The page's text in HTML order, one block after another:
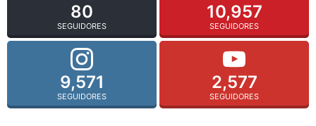
80
SEGUIDORES
10,957
SEGUIDORES
9,571
SEGUIDORES
2,577
SEGUIDORES